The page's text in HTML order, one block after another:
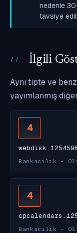
nedenle
tavsiye
İlgili
Aynı tipte ve
yayımlanmış
4
Bankacılık -
4
Bankacılık -